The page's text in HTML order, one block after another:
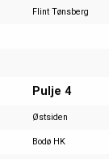
Flint Tønsberg
Pulje 4
Østsiden
Bodø HK